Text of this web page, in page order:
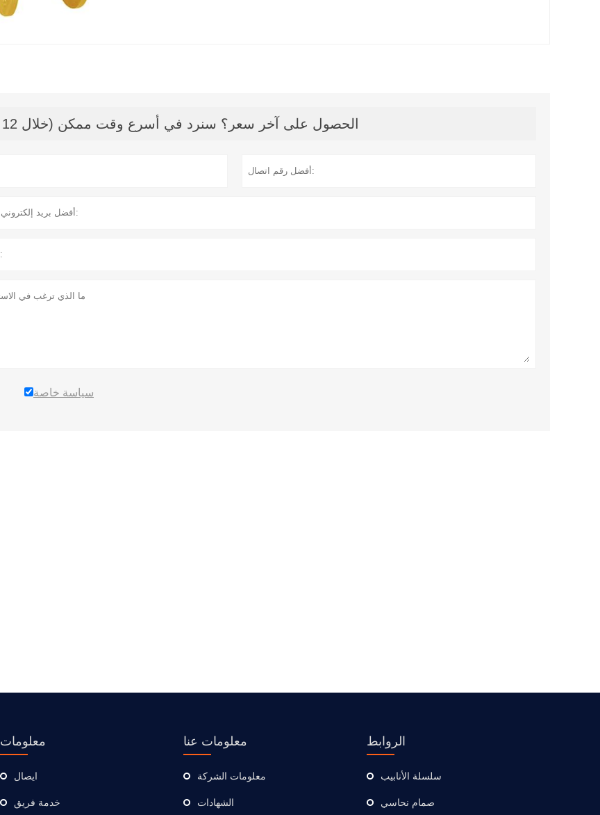
الحصول على آخر سعر؟ سنرد في أسرع وقت ممكن (خلال 12 ساعة)
سياسة خاصة
معلومات
ايصال
خدمة فريق
معلومات عنا
معلومات الشركة
الشهادات
الروابط
سلسلة الأنابيب
صمام نحاسي